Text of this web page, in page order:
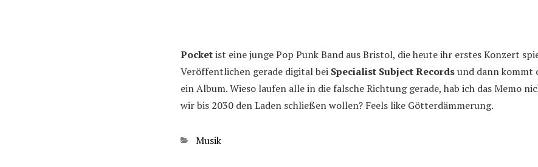
Pocketist eine junge Pop Punk Band aus Bristol, die heute ihr erstes Konzert
Veröffentlichen gerade digital bei Specialist Subject Recordsund dann kommt
ein Album. Wieso laufen alle in die falsche Richtung gerade, hab ich das Memo
wir bis 2030 den Laden schließen wollen? Feels like Götterdämmerung.
Kategorien
Musik